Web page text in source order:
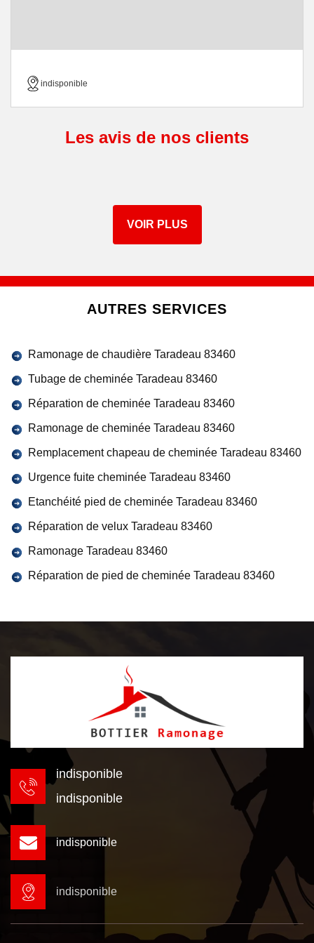
indisponible
Les avis de nos clients
VOIR PLUS
AUTRES SERVICES
Ramonage de chaudière Taradeau 83460
Tubage de cheminée Taradeau 83460
Réparation de cheminée Taradeau 83460
Ramonage de cheminée Taradeau 83460
Remplacement chapeau de cheminée Taradeau 83460
Urgence fuite cheminée Taradeau 83460
Etanchéité pied de cheminée Taradeau 83460
Réparation de velux Taradeau 83460
Ramonage Taradeau 83460
Réparation de pied de cheminée Taradeau 83460
indisponible
indisponible
indisponible
indisponible